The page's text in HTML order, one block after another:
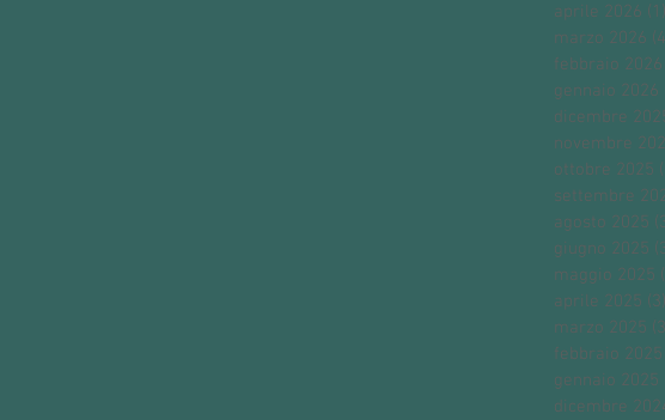
aprile 2026 (1)
marzo 2026
febbraio 2026
gennaio 2026
dicembre
novembre
ottobre 2025
settembre
agosto 2025
giugno 2025
maggio 2025
aprile 2025 (3)
marzo 2025
febbraio 2025
gennaio 2025
dicembre